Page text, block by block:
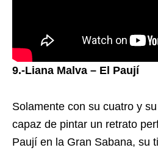
9.-Liana Malva – El Paují
Solamente con su cuatro y
capaz de pintar un retrato
Paují en la Gran Sabana, su